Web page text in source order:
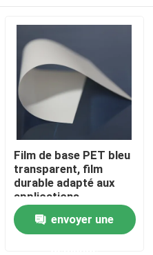
Film de base PET bleu
transparent, film
durable adapté aux
applications
d'emballage industriel
et d'impression,
offrant un coût
envoyer une